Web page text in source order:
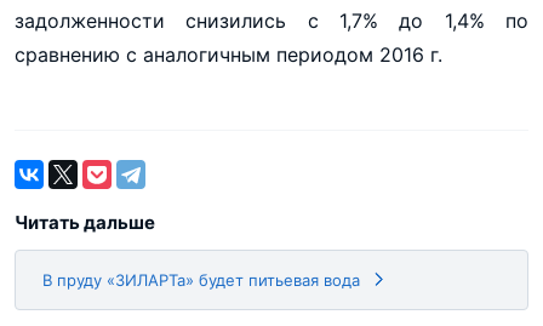
задолженности снизились с 1,7% до 1,4% по
сравнению с аналогичным периодом 2016 г.
Читать дальше
В пруду «ЗИЛАРТа» будет питьевая вода